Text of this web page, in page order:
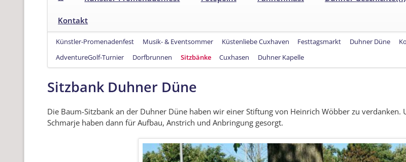
Kontakt
Navigation
Künstler-Promenadenfest Musik- & Eventsommer Küstenliebe Cuxhaven Festtagsmarkt Duhner Düne
AdventureGolf-Turnier
Dorfbrunnen Sitzbänke Cuxhasen Duhner Kapelle
Sitzbank Duhner Düne
Die Baum-Sitzbank an der Duhner Düne haben wir einer Stiftung von Heinrich Wöbber zu
Schmarje haben dann für Aufbau, Anstrich und Anbringung gesorgt.